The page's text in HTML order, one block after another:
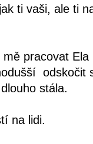
ti vaši, ale ti
pracovat
stála.
na lidi.